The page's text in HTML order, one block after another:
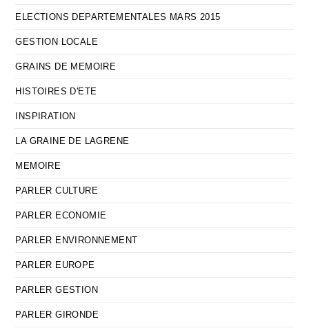
ELECTIONS DEPARTEMENTALES MARS 2015
GESTION LOCALE
GRAINS DE MEMOIRE
HISTOIRES D'ETE
INSPIRATION
LA GRAINE DE LAGRENE
MEMOIRE
PARLER CULTURE
PARLER ECONOMIE
PARLER ENVIRONNEMENT
PARLER EUROPE
PARLER GESTION
PARLER GIRONDE